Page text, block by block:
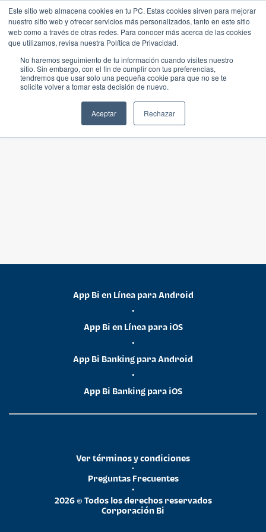
Este sitio web almacena cookies en tu PC. Estas cookies sirven para mejorar
nuestro sitio web y ofrecer servicios más personalizados, tanto en este sitio
web como a través de otras redes. Para conocer más acerca de las cookies
que utilizamos, revisa nuestra Política de Privacidad.
No haremos seguimiento de tu información cuando visites nuestro
sitio. Sin embargo, con el fin de cumplir con tus preferencias,
tendremos que usar solo una pequeña cookie para que no se te
solicite volver a tomar esta decisión de nuevo.
Aceptar Rechazar
App Bi en Línea para Android
•
App Bi en Línea para iOS
•
App Bi Banking para Android
•
App Bi Banking para iOS
2026 © Todos los derechos reservados
Corporación Bi
•
Preguntas Frecuentes
•
Ver términos y condiciones